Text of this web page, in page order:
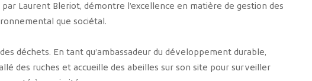
Laurent Bleriot, démontre l’excellence en matière de gestion des
que sociétal.
déchets. En tant qu’ambassadeur du développement durable,
des ruches et accueille des abeilles sur son site pour surveiller